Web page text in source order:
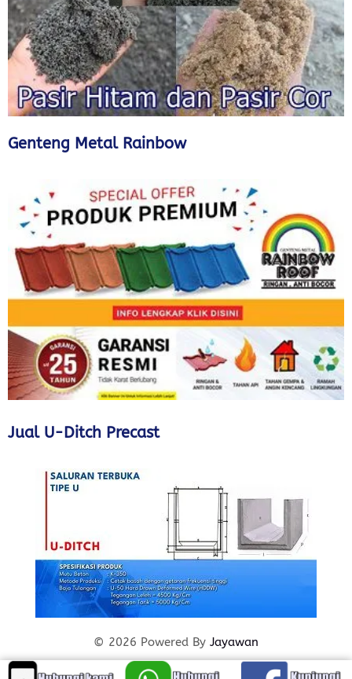
Genteng Metal Rainbow
Jual U-Ditch Precast
© 2026 Powered By Jayawan